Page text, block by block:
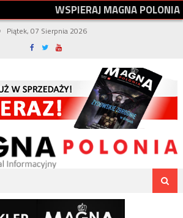
WSPIERAJMAGNAPOLONIA
Piątek, 07 Sierpnia 2026